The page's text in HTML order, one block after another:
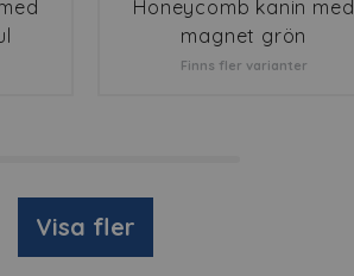
Honeycomb kanin med
magnet grön
Finns fler varianter
Visa fler